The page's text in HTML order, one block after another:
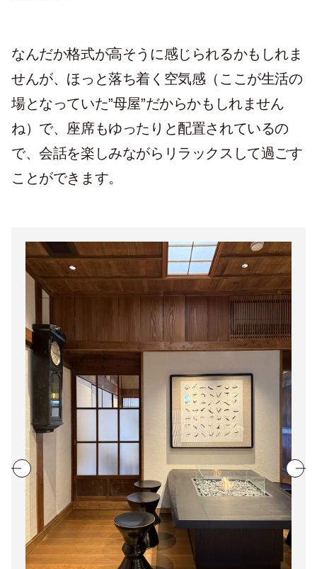
なんだか格式が高そうに感じられるかもしれま
せんが、ほっと落ち着く空気感（ここが生活の
場となっていた”母屋”だからかもしれません
ね）で、座席もゆったりと配置されているの
で、会話を楽しみながらリラックスして過ごす
ことができます。